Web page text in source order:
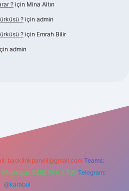
? için Mina Altın
? için admin
? için Emrah Bilir
admin
backlinkpaneli@gmail.com Teams:
Whatsapp: 0262 606 0 726 Telegram:
@karabul